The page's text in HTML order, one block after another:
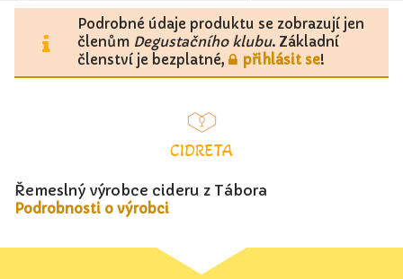
Podrobné údaje produktu se zobrazují jen
členům Degustačního klubu. Základní
členství je bezplatné,
přihlásit se!
CIDRETA
Řemeslný výrobce cideru z Tábora
Podrobnosti o výrobci